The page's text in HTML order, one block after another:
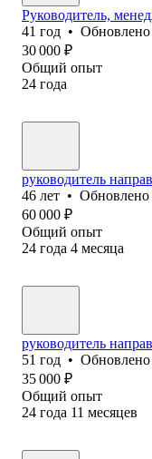
Руководитель,
41 год • Обновлено
30 000 ₽
Общий опыт
24 года
руководитель
46 лет • Обновлено
60 000 ₽
Общий опыт
24 года 4 месяца
руководитель
51 год • Обновлено
35 000 ₽
Общий опыт
24 года 11 месяцев